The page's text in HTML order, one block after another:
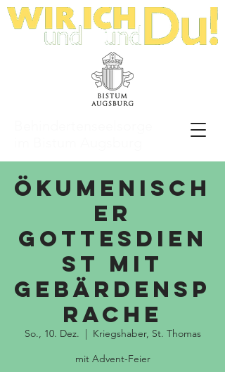
Ökumenisch
er
Gottesdien
st mit
Gebärdensp
rache
So., 10. Dez.
  |
Kriegshaber, St. Thomas
mit Advent-Feier